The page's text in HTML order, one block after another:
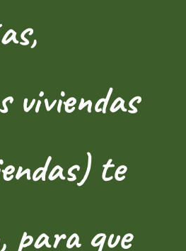
viviendas
te
para que